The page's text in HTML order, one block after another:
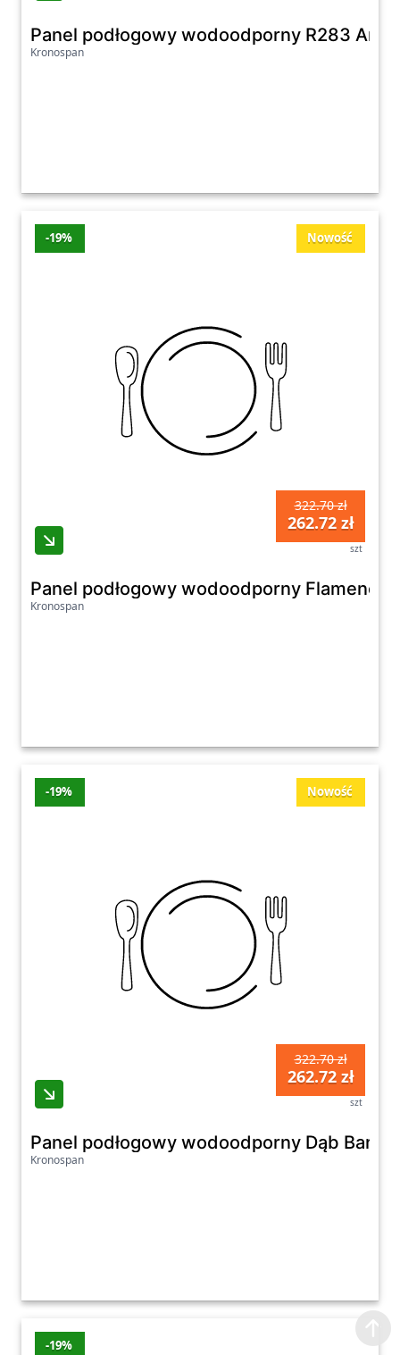
Panel podłogowy wodoodporny R283
Kronospan
Nowość
-19%
322.70 zł
262.72 zł
szt
Panel podłogowy wodoodporny Flamenco
Kronospan
Nowość
-19%
322.70 zł
262.72 zł
szt
Panel podłogowy wodoodporny Dąb Barley
Kronospan
-19%